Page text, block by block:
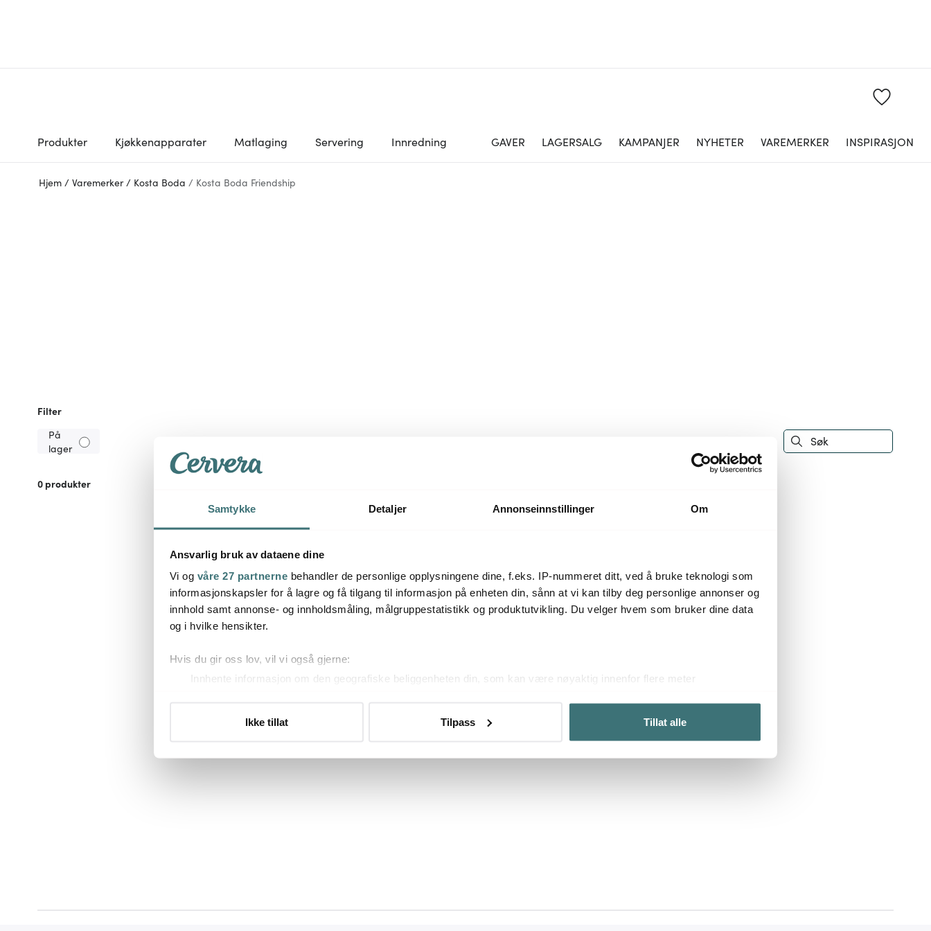
Samtykke Detaljer Annonseinnstillinger Om
Ansvarlig bruk av dataene dine
Vi og våre 27 partnerne behandler de personlige opplysningene dine, f.eks. IP-nummeret ditt, ved å bruke teknologi som
informasjonskapsler for å lagre og få tilgang til informasjon på enheten din, sånn at vi kan tilby deg personlige annonser og
innhold samt annonse- og innholdsmåling, målgruppestatistikk og produktutvikling. Du velger hvem som bruker dine data
og i hvilke hensikter.
Hvis du gir oss lov, vil vi også gjerne:
Innhente informasjon om den geografiske beliggenheten din, som kan være nøyaktig innenfor flere meter
Du kan hele tiden endre eller trekke tilbake ditt samtykke fra erklæringen om informasjonskapsler.
Ikke tillat Tilpass Tillat alle
Produkter Kjøkkenapparater Matlaging Servering Innredning GAVER LAGERSALG KAMPANJER NYHETER VAREMERKER INSPIRASJON
Hjem / Varemerker / Kosta Boda / Kosta Boda Friendship
Filter
På
lager
0 produkter
Produktet ble ikke funnet.